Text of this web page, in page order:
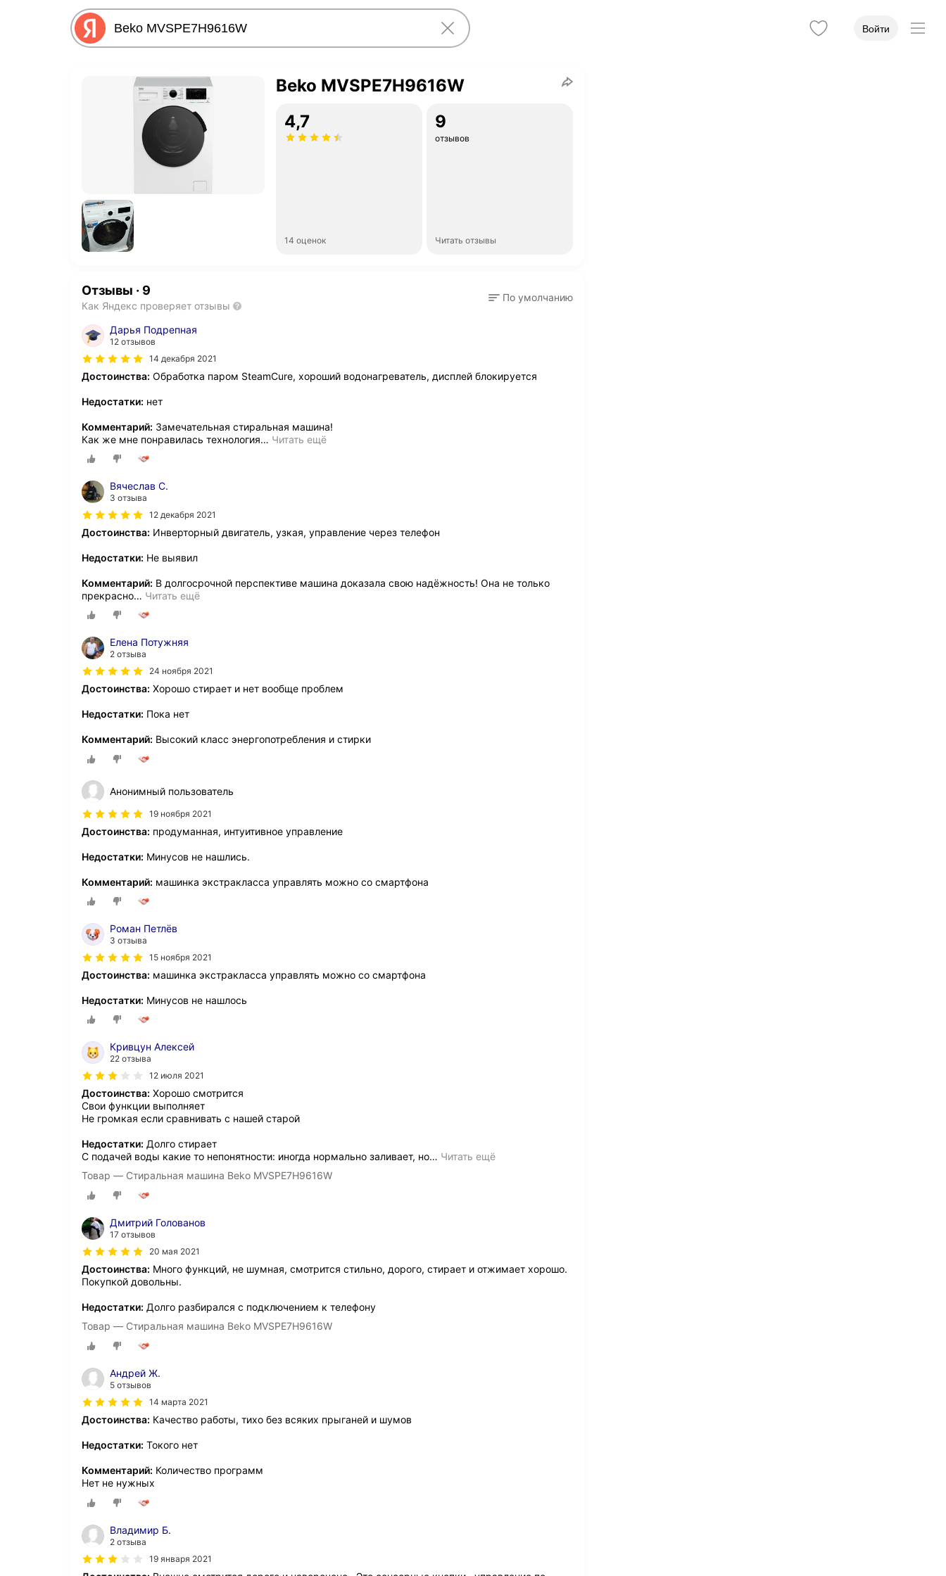
Войти
Beko MVSPE7H9616W
4,7
14 оценок
9
отзывов
Читать отзывы
Отзывы · 9
Как Яндекс проверяет отзывы
По умолчанию
Дарья Подрепная
12 отзывов
14 декабря 2021
Достоинства: Обработка паром SteamCure, хороший водонагреватель, дисплей блокируется
Недостатки: нет
Комментарий: Замечательная стиральная машина!
Как же мне понравилась технология… Читать ещё
Вячеслав С.
3 отзыва
12 декабря 2021
Достоинства: Инверторный двигатель, узкая, управление через телефон
Недостатки: Не выявил
Комментарий: В долгосрочной перспективе машина доказала свою надёжность! Она не только
прекрасно… Читать ещё
Елена Потужняя
2 отзыва
24 ноября 2021
Достоинства: Хорошо стирает и нет вообще проблем
Недостатки: Пока нет
Комментарий: Высокий класс энергопотребления и стирки
Анонимный пользователь
19 ноября 2021
Достоинства: продуманная, интуитивное управление
Недостатки: Минусов не нашлись.
Комментарий: машинка экстракласса управлять можно со смартфона
Роман Петлёв
3 отзыва
15 ноября 2021
Достоинства: машинка экстракласса управлять можно со смартфона
Недостатки: Минусов не нашлось
Кривцун Алексей
22 отзыва
12 июля 2021
Достоинства: Хорошо смотрится
Свои функции выполняет
Не громкая если сравнивать с нашей старой
Недостатки: Долго стирает
С подачей воды какие то непонятности: иногда нормально заливает, но… Читать ещё
Товар — Стиральная машина Beko MVSPE7H9616W
Дмитрий Голованов
17 отзывов
20 мая 2021
Достоинства: Много функций, не шумная, смотрится стильно, дорого, стирает и отжимает хорошо.
Покупкой довольны.
Недостатки: Долго разбирался с подключением к телефону
Товар — Стиральная машина Beko MVSPE7H9616W
Андрей Ж.
5 отзывов
14 марта 2021
Достоинства: Качество работы, тихо без всяких прыганей и шумов
Недостатки: Токого нет
Комментарий: Количество программ
Нет не нужных
Владимир Б.
2 отзыва
19 января 2021